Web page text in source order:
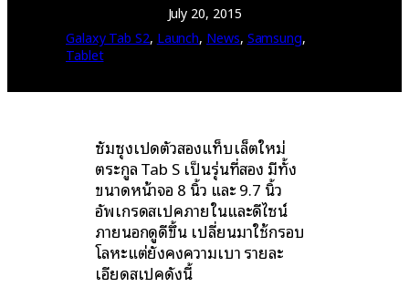
July 20, 2015
Galaxy Tab S2, Launch, News, Samsung
Tablet
ซัมซุงเปิดตัวสองแท็บเล็ตใหม่
ตระกูล Tab S เป็นรุ่นที่สอง มีทั้ง
ขนาดหน้าจอ 8 นิ้ว และ 9.7 นิ้ว
อัพเกรดสเปคภายในและดีไซน์
ภายนอกดูดีขึ้น เปลี่ยนมาใช้กรอบ
โลหะแต่ยังคงความเบา รายละ
เอียดสเปคดังนี้